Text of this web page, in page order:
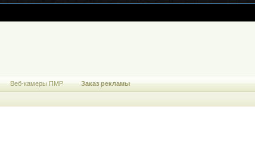
Веб-камеры ПМР Заказ рекламы